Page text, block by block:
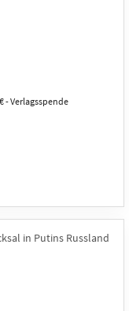
- Verlagsspende